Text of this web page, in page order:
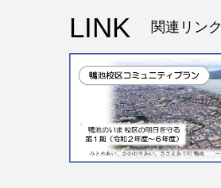
LINK 関連リンク